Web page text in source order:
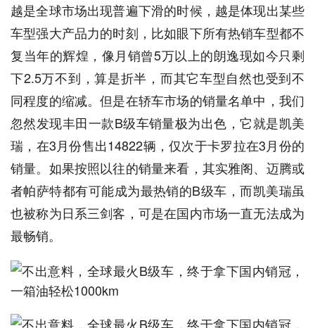
越是全球市场出现普遍下滑的时候，越是体现出某些
车型强大产品力的时刻，比如眼下所有热销车型都不
复当年的辉煌，像月销曾5万以上的朗逸现如今只剩
下2.5万不到，算是折半，而其它车型自然也受到不
同程度的缩减。但是在轿车市场的销量名单中，我们
忽然发现丰田一款B级车销量极为出色，它就是凯美
瑞，在3月份售出14822辆，仅次于卡罗拉在3月份的
销量。如果按照以往的销量来看，其实雅阁、迈腾或
者帕萨特都有可能成为最热销的B级车，而凯美瑞虽
也被称为日系三剑客，可是在国内市场一直无法成为
最畅销。